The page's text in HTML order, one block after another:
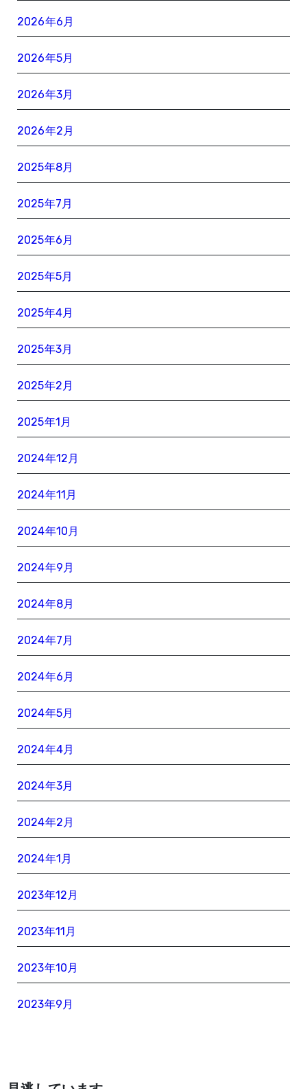
2026年6月
2026年5月
2026年3月
2026年2月
2025年8月
2025年7月
2025年6月
2025年5月
2025年4月
2025年3月
2025年2月
2025年1月
2024年12月
2024年11月
2024年10月
2024年9月
2024年8月
2024年7月
2024年6月
2024年5月
2024年4月
2024年3月
2024年2月
2024年1月
2023年12月
2023年11月
2023年10月
2023年9月